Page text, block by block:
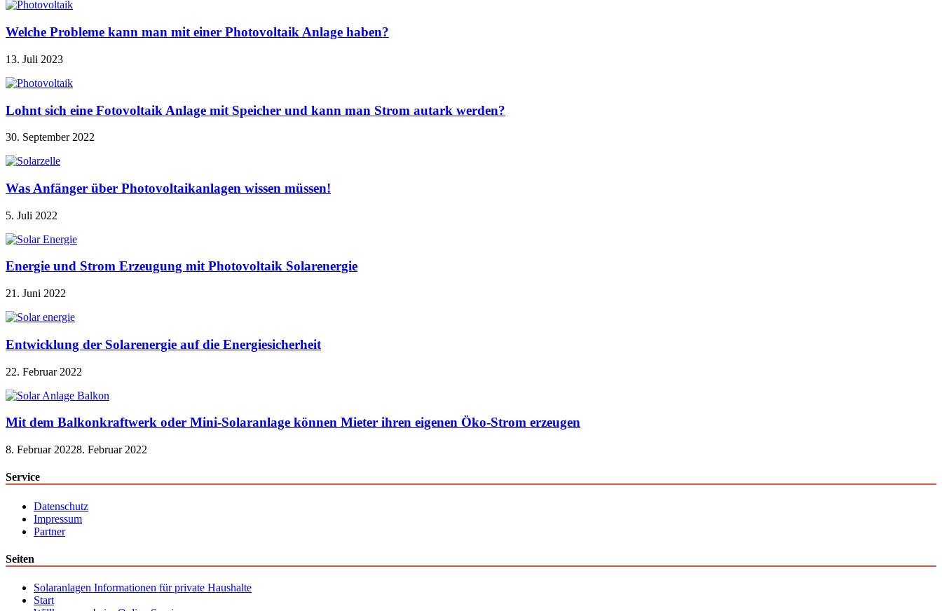
Welche Probleme kann man mit einer Photovoltaik Anlage haben?
13. Juli 2023
Lohnt sich eine Fotovoltaik Anlage mit Speicher und kann man Strom autark werden?
30. September 2022
Was Anfänger über Photovoltaikanlagen wissen müssen!
5. Juli 2022
Energie und Strom Erzeugung mit Photovoltaik Solarenergie
21. Juni 2022
Entwicklung der Solarenergie auf die Energiesicherheit
22. Februar 2022
Mit dem Balkonkraftwerk oder Mini-Solaranlage können Mieter ihren eigenen Öko-Strom erzeugen
8. Februar 20228. Februar 2022
Service
Datenschutz
Impressum
Partner
Seiten
Solaranlagen Informationen für private Haushalte
Start